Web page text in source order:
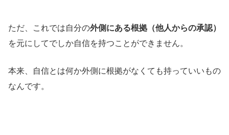
ただ、これでは自分の外側にある根拠（他人からの承認）
を元にしてでしか自信を持つことができません。
本来、自信とは何か外側に根拠がなくても持っていいもの
なんです。